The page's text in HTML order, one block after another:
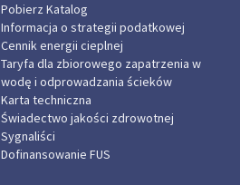
Pobierz Katalog
Informacja o strategii podatkowej
Cennik energii cieplnej
Taryfa dla zbiorowego zapatrzenia w
wodę i odprowadzania ścieków
Karta techniczna
Świadectwo jakości zdrowotnej
Sygnaliści
Dofinansowanie FUS